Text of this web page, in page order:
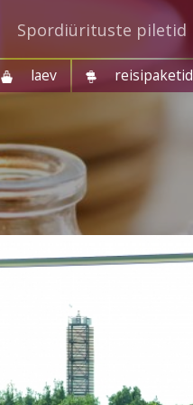
Spordiürituste piletid
laev reisipaketid